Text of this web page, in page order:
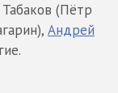
(Пётр
Андрей